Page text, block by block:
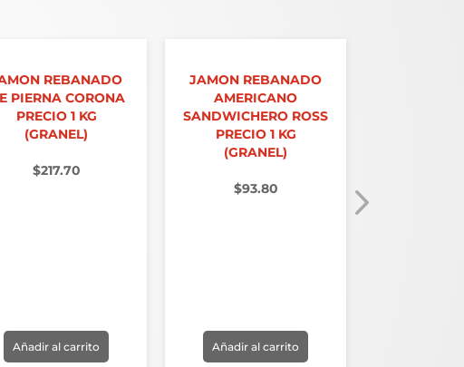
REBANADO
PIERNA CORONA
PRECIO 1 KG
(GRANEL)
$217.70
Añadir al carrito
JAMON REBANADO
AMERICANO
SANDWICHERO ROSS
PRECIO 1 KG
(GRANEL)
$93.80
Añadir al carrito